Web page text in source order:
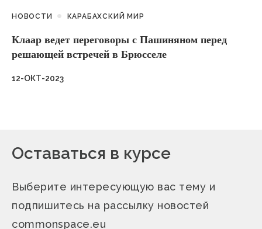
НОВОСТИ КАРАБАХСКИЙ МИР
Клаар ведет переговоры с Пашиняном перед
решающей встречей в Брюсселе
12-ОКТ-2023
Оставаться в курсе
Выберите интересующую вас тему и
подпишитесь на рассылку новостей
commonspace.eu